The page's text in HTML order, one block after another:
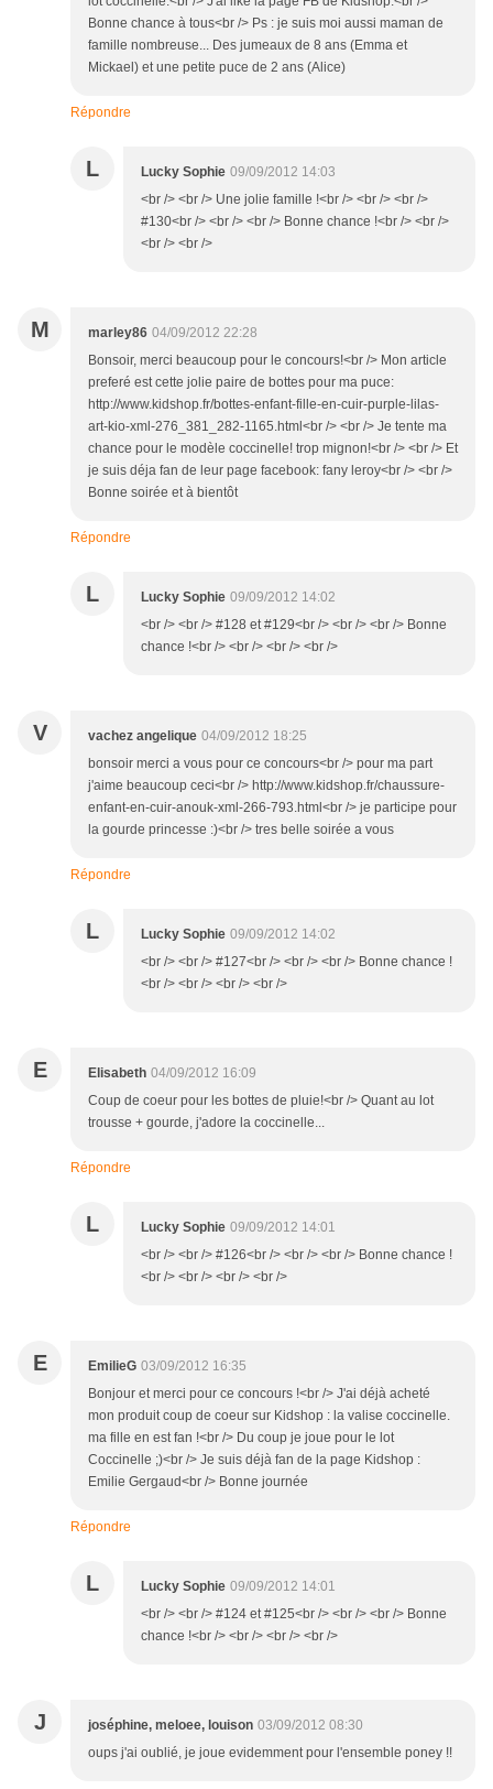
Bonne chance à tous<br /> Ps : je suis moi aussi maman de
famille nombreuse... Des jumeaux de 8 ans (Emma et
Mickael) et une petite puce de 2 ans (Alice)
Répondre
L Lucky Sophie 09/09/2012 14:03
<br /> <br /> Une jolie famille !<br /> <br /> <br />
#130<br /> <br /> <br /> Bonne chance !<br /> <br />
<br /> <br />
M marley86 04/09/2012 22:28
Bonsoir, merci beaucoup pour le concours!<br /> Mon article
preferé est cette jolie paire de bottes pour ma puce:
http://www.kidshop.fr/bottes-enfant-fille-en-cuir-purple-lilas-
art-kio-xml-276_381_282-1165.html<br /> <br /> Je tente ma
chance pour le modèle coccinelle! trop mignon!<br /> <br /> Et
je suis déja fan de leur page facebook: fany leroy<br /> <br />
Bonne soirée et à bientôt
Répondre
L Lucky Sophie 09/09/2012 14:02
<br /> <br /> #128 et #129<br /> <br /> <br /> Bonne
chance !<br /> <br /> <br /> <br />
V vachez angelique 04/09/2012 18:25
bonsoir merci a vous pour ce concours<br /> pour ma part
j'aime beaucoup ceci<br /> http://www.kidshop.fr/chaussure-
enfant-en-cuir-anouk-xml-266-793.html<br /> je participe pour
la gourde princesse :)<br /> tres belle soirée a vous
Répondre
L Lucky Sophie 09/09/2012 14:02
<br /> <br /> #127<br /> <br /> <br /> Bonne chance !
<br /> <br /> <br /> <br />
E Elisabeth 04/09/2012 16:09
Coup de coeur pour les bottes de pluie!<br /> Quant au lot
trousse + gourde, j'adore la coccinelle...
Répondre
L Lucky Sophie 09/09/2012 14:01
<br /> <br /> #126<br /> <br /> <br /> Bonne chance !
<br /> <br /> <br /> <br />
E EmilieG 03/09/2012 16:35
Bonjour et merci pour ce concours !<br /> J'ai déjà acheté
mon produit coup de coeur sur Kidshop : la valise coccinelle.
ma fille en est fan !<br /> Du coup je joue pour le lot
Coccinelle ;)<br /> Je suis déjà fan de la page Kidshop :
Emilie Gergaud<br /> Bonne journée
Répondre
L Lucky Sophie 09/09/2012 14:01
<br /> <br /> #124 et #125<br /> <br /> <br /> Bonne
chance !<br /> <br /> <br /> <br />
J joséphine, meloee, louison 03/09/2012 08:30
oups j'ai oublié, je joue evidemment pour l'ensemble poney !!